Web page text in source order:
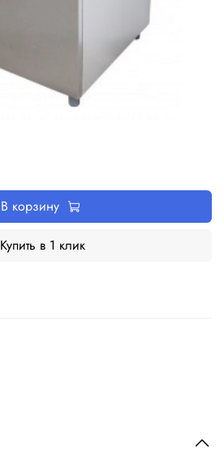
В корзину
Купить в 1 клик